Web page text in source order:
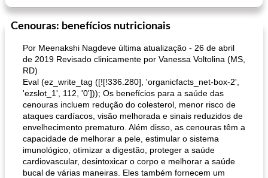
Cenouras: benefícios nutricionais
Por Meenakshi Nagdeve última atualização - 26 de abril
de 2019 Revisado clinicamente por Vanessa Voltolina (MS,
RD)
Eval (ez_write_tag ([![!336.280], 'organicfacts_net-box-2',
'ezslot_1', 112, '0'])); Os benefícios para a saúde das
cenouras incluem redução do colesterol, menor risco de
ataques cardíacos, visão melhorada e sinais reduzidos de
envelhecimento prematuro. Além disso, as cenouras têm a
capacidade de melhorar a pele, estimular o sistema
imunológico, otimizar a digestão, proteger a saúde
cardiovascular, desintoxicar o corpo e melhorar a saúde
bucal de várias maneiras. Eles também fornecem um